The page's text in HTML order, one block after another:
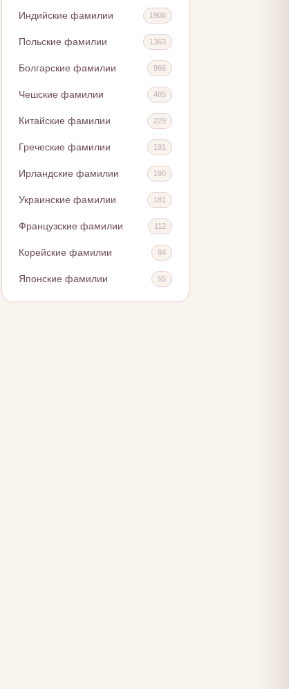
Индийские фамилии 1908
Польские фамилии 1363
Болгарские фамилии 966
Чешские фамилии 485
Китайские фамилии 229
Греческие фамилии 191
Ирландские фамилии 190
Украинские фамилии 181
Французские фамилии 112
Корейские фамилии 84
Японские фамилии 55